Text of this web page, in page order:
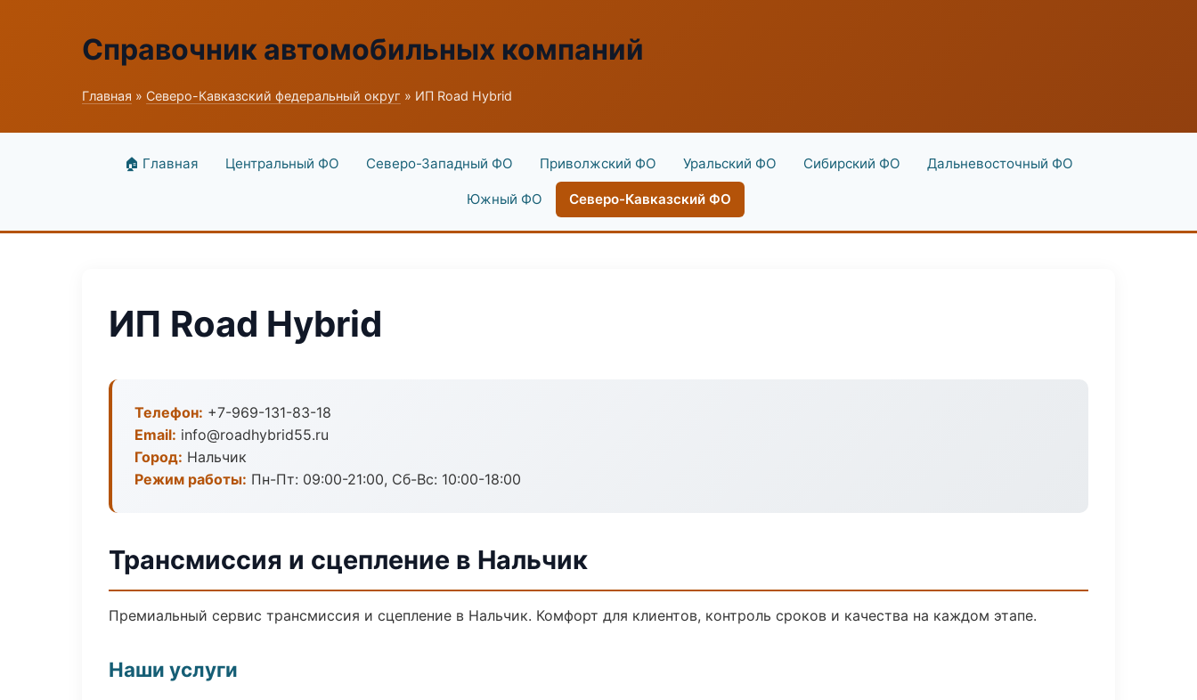
Справочник автомобильных компаний
Главная » Северо-Кавказский федеральный округ » ИП Road Hybrid
🏠 Главная Центральный ФО Северо-Западный ФО Приволжский ФО Уральский ФО Сибирский ФО Дальневосточный ФО
Южный ФО Северо-Кавказский ФО
ИП Road Hybrid
Телефон: +7-969-131-83-18
Email: info@roadhybrid55.ru
Город: Нальчик
Режим работы: Пн-Пт: 09:00-21:00, Сб-Вс: 10:00-18:00
Трансмиссия и сцепление в Нальчик
Премиальный сервис трансмиссия и сцепление в Нальчик. Комфорт для клиентов, контроль сроков и качества на каждом этапе.
Наши услуги